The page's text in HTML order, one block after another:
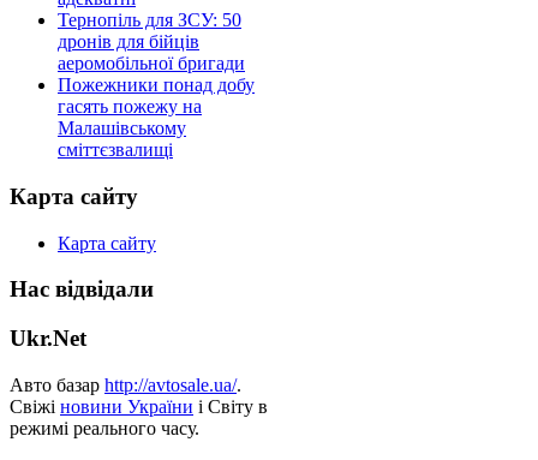
Тернопіль для ЗСУ: 50
дронів для бійців
аеромобільної бригади
Пожежники понад добу
гасять пожежу на
Малашівському
сміттєзвалищі
Карта сайту
Карта сайту
Нас відвідали
Ukr.Net
Авто базар http://avtosale.ua/.
Свіжі новини України і Світу в
режимі реального часу.